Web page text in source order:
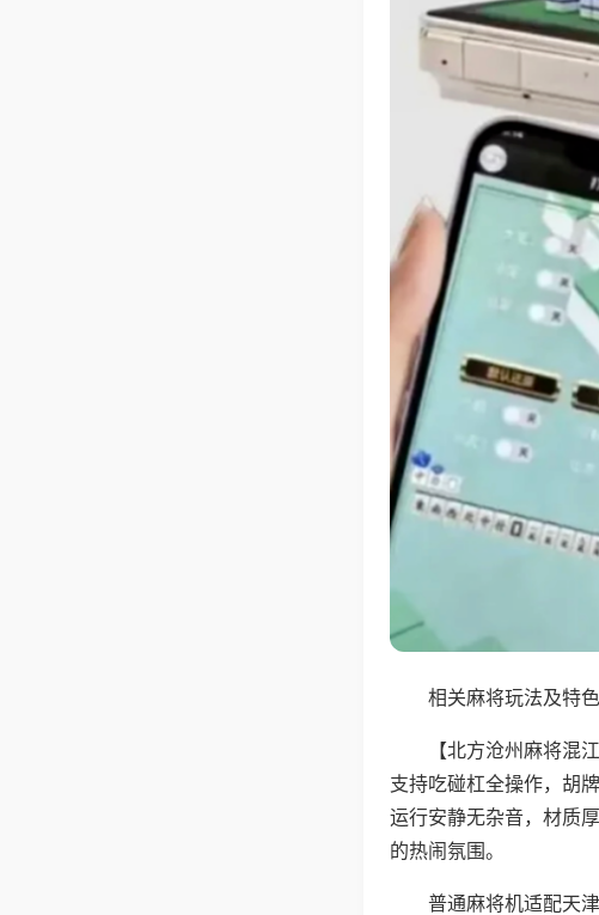
相关麻将玩法及特
【北方沧州麻将混
支持吃碰杠全操作，胡
运行安静无杂音，材质
的热闹氛围。
普通麻将机适配天